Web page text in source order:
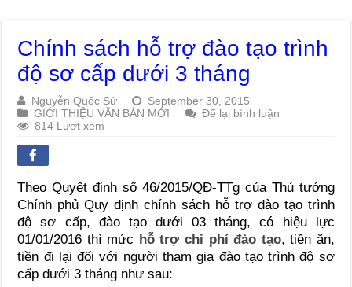
Chính sách hỗ trợ đào tạo trình
độ sơ cấp dưới 3 tháng
Nguyễn Quốc Sử
September 30, 2015
GIỚI THIỆU VĂN BẢN MỚI
Để lại bình luận
814 Lượt xem
Theo Quyết định số 46/2015/QĐ-TTg của Thủ tướng
Chính phủ Quy định chính sách hỗ trợ đào tạo trình
độ sơ cấp, đào tạo dưới 03 tháng, có hiệu lực
01/01/2016 thì mức hỗ trợ chi phí đào tạo, tiền ăn,
tiền đi lại đối với người tham gia đào tạo trình độ sơ
cấp dưới 3 tháng như sau: